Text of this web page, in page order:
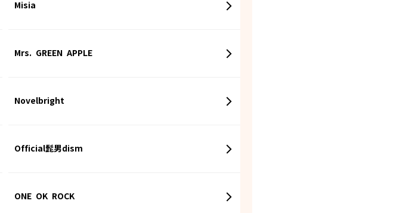
Misia
Mrs. GREEN APPLE
Novelbright
Official髭男dism
ONE OK ROCK